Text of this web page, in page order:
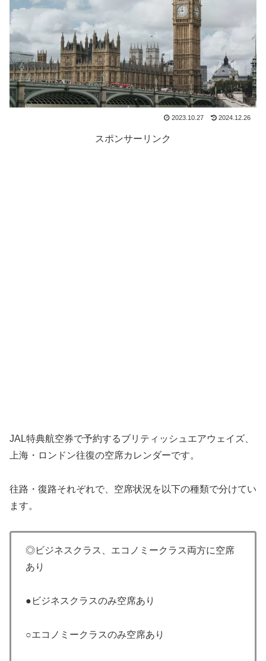
2023.10.27 2024.12.26
スポンサーリンク
JAL特典航空券で予約するブリティッシュエアウェイズ、
上海・ロンドン往復の空席カレンダーです。
往路・復路それぞれで、空席状況を以下の種類で分けてい
ます。
◎ビジネスクラス、エコノミークラス両方に空席
あり
●ビジネスクラスのみ空席あり
○エコノミークラスのみ空席あり